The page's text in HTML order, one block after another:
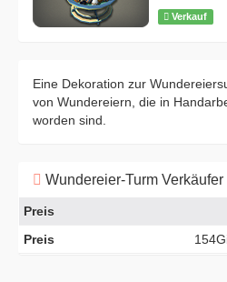
Verkauf
Eine Dekoration zur
von Wundereiern, die in
worden sind.
Wundereier-Turm Verkäufer
Preis
Preis